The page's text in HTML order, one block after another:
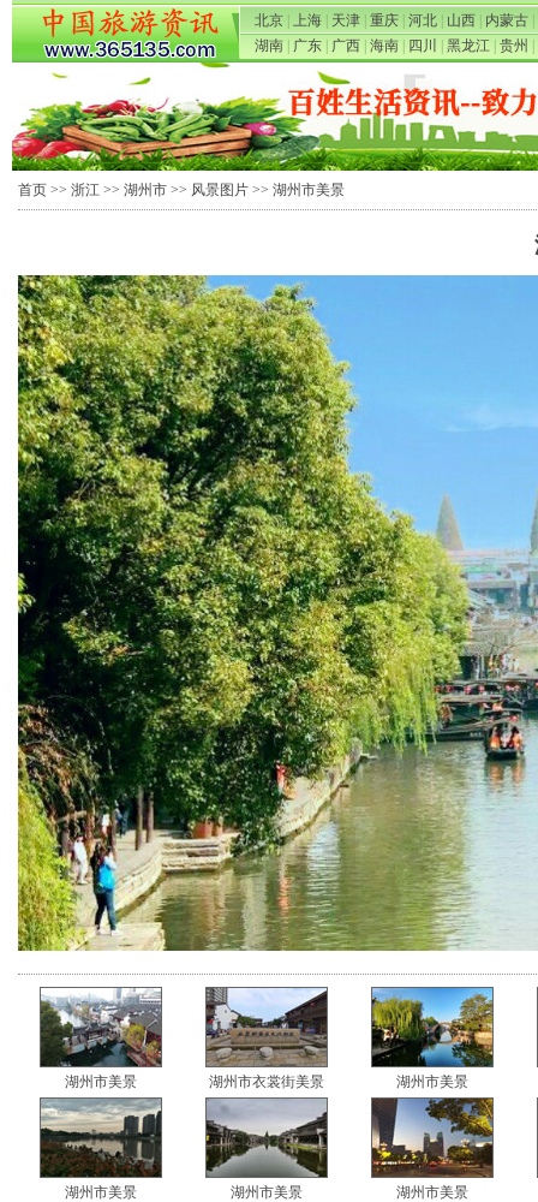
北京 上海 天津 重庆 河北 山西 内蒙古
湖南
广东 广西 海南 四川 黑龙江 贵州
首页 >> 浙江 >> 湖州市 >> 风景图片 >> 湖州市美景
湖州市美景 湖州市衣裳街美景 湖州市美景
湖州市美景 湖州市美景 湖州市美景